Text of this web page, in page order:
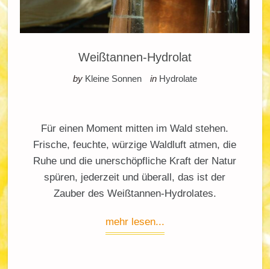
Weißtannen-Hydrolat
by Kleine Sonnen in Hydrolate
Für einen Moment mitten im Wald stehen.
Frische, feuchte, würzige Waldluft atmen, die
Ruhe und die unerschöpfliche Kraft der Natur
spüren, jederzeit und überall, das ist der
Zauber des Weißtannen-Hydrolates.
mehr lesen...